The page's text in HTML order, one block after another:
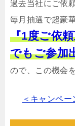
過去当社にご依
毎月抽選で超豪
『1度ご依
でもご参加
ので、この機会
＜キャンペ